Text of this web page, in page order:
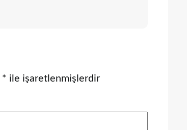
* ile işaretlenmişlerdir